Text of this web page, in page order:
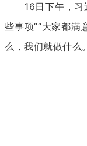
16日下午，
些事项”“大家都
么，我们就做什么